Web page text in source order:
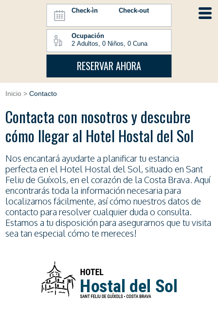
Check-ìn Check-out
Ocupación
RESERVAR AHORA
Inicio > Contacto
Contacta con nosotros y descubre
cómo llegar al Hotel Hostal del Sol
Nos encantará ayudarte a planificar tu estancia
perfecta en el Hotel Hostal del Sol, situado en Sant
Feliu de Guíxols, en el corazón de la Costa Brava. Aquí
encontrarás toda la información necesaria para
localizarnos fácilmente, así cómo nuestros datos de
contacto para resolver cualquier duda o consulta.
Estamos a tu disposición para asegurarnos que tu visita
sea tan especial cómo te mereces!